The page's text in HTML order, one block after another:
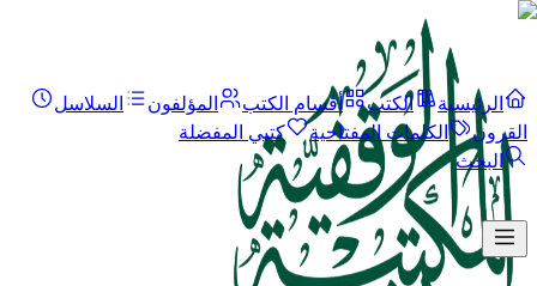
الرئيسية الكتب أقسام الكتب المؤلفون
السلاسل
القرون
الكلمات المفتاحية
كتبي المفضلة
البحث